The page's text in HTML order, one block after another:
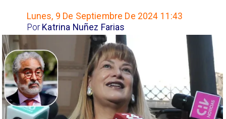
Lunes, 9 De Septiembre De 2024 11:43
Katrina Nuñez Farias
Por